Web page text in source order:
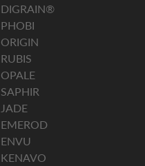
DIGRAIN®
PHOBI
ORIGIN
RUBIS
OPALE
SAPHIR
JADE
EMEROD
ENVU
KENAVO